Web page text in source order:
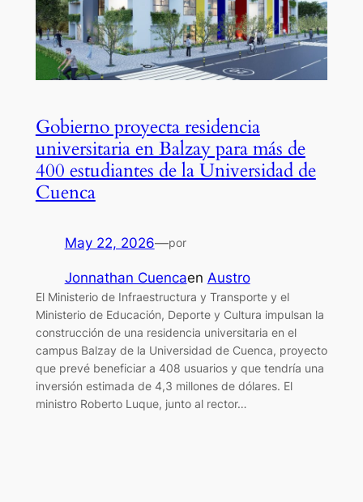
Gobierno proyecta residencia
universitaria en Balzay para más de
400 estudiantes de la Universidad de
Cuenca
May 22, 2026—por
Jonnathan Cuencaen Austro
El Ministerio de Infraestructura y Transporte y el
Ministerio de Educación, Deporte y Cultura impulsan la
construcción de una residencia universitaria en el
campus Balzay de la Universidad de Cuenca, proyecto
que prevé beneficiar a 408 usuarios y que tendría una
inversión estimada de 4,3 millones de dólares. El
ministro Roberto Luque, junto al rector…